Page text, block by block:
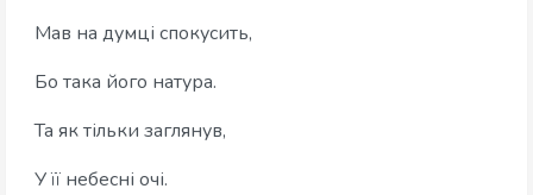
Мав на думці спокусить,
Бо така його натура.
Та як тільки заглянув,
У її небесні очі.